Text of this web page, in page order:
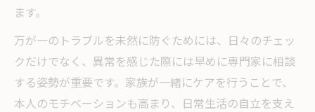
ます。
万が一のトラブルを未然に防ぐためには、日々のチェッ
クだけでなく、異常を感じた際には早めに専門家に相談
する姿勢が重要です。家族が一緒にケアを行うことで、
本人のモチベーションも高まり、日常生活の自立を支え